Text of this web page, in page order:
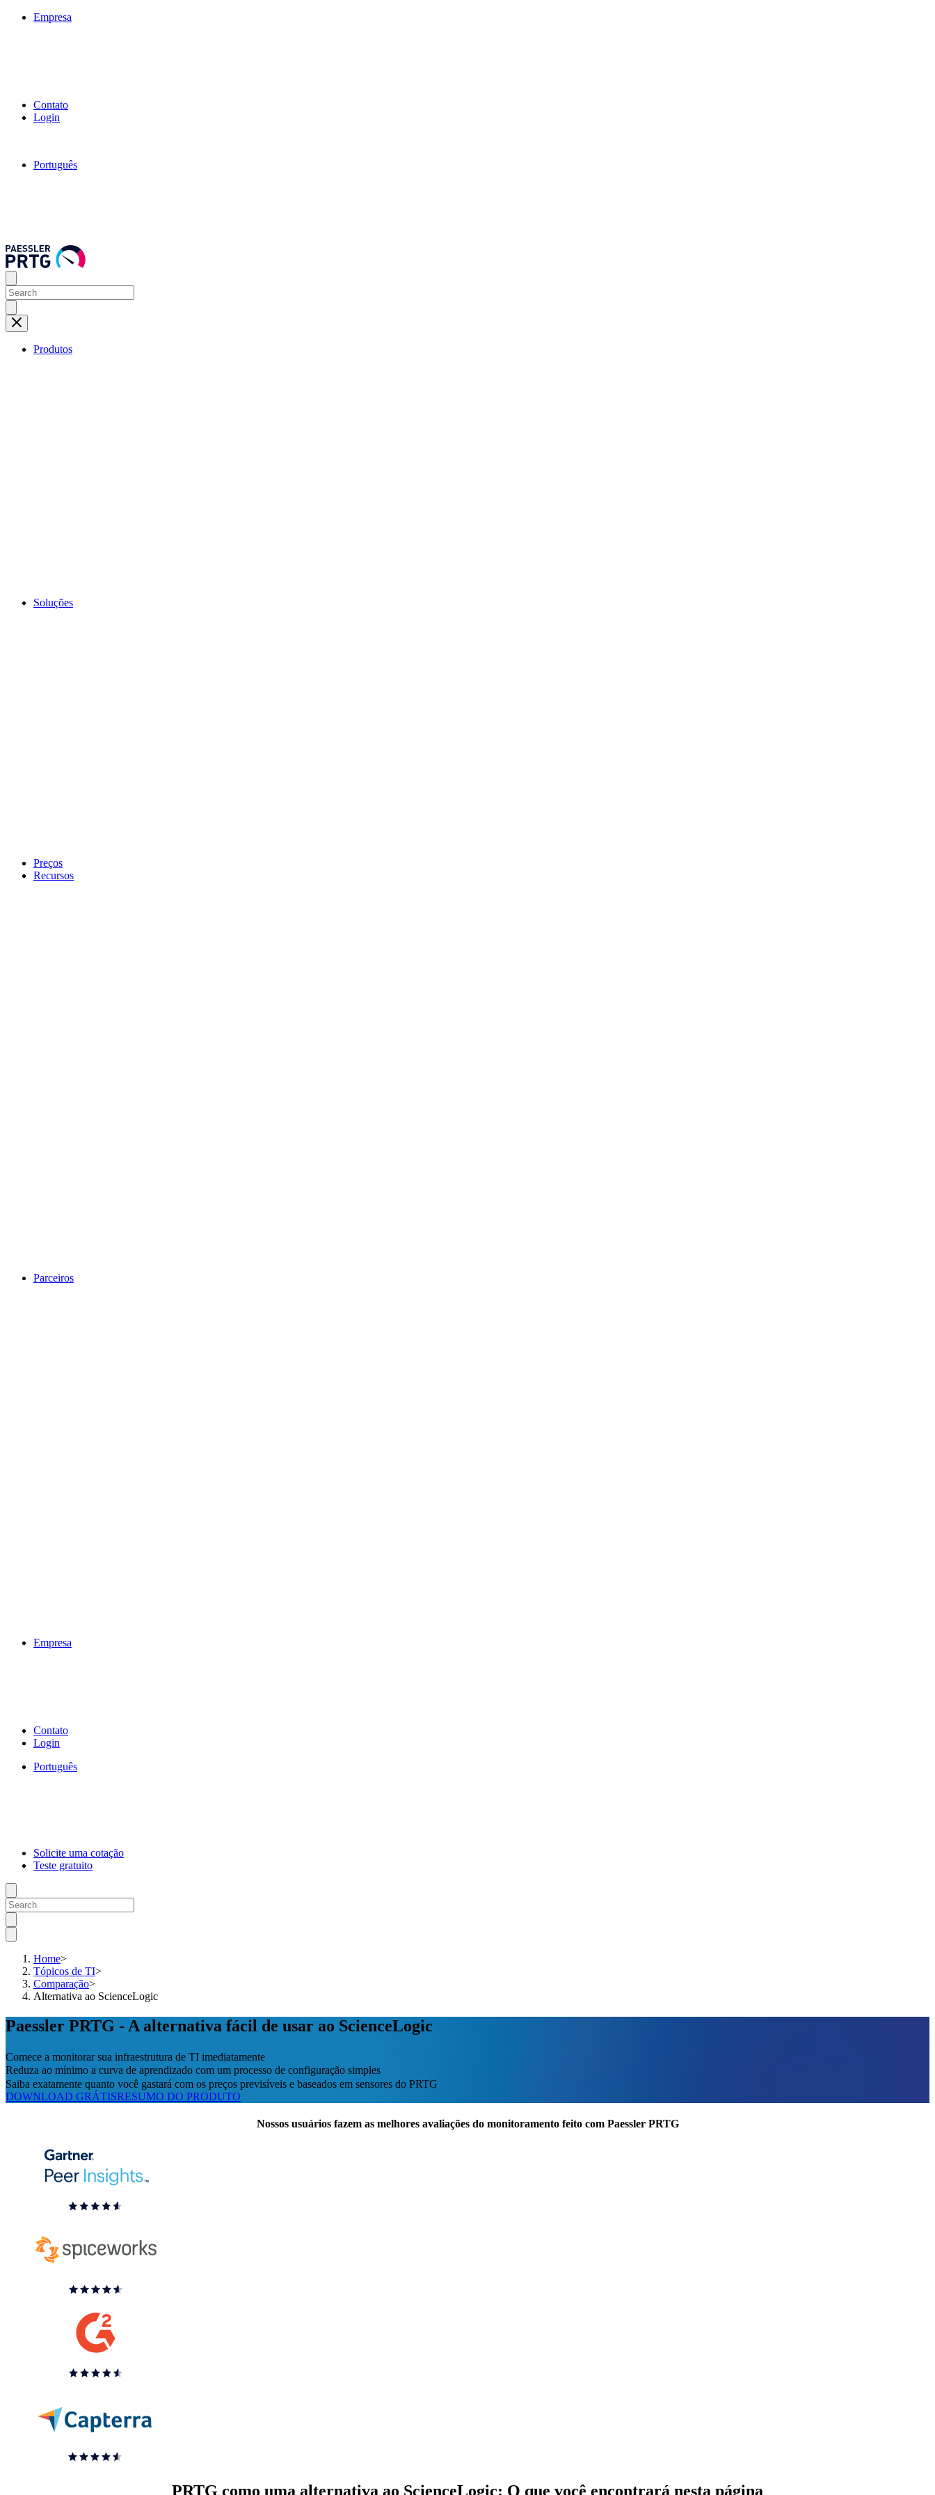
Empresa
Contato
Login
Português
Produtos
Soluções
Preços
Recursos
Parceiros
Empresa
Contato
Login
Português
Solicite uma cotação
Teste gratuito
Home>
Tópicos de TI>
Comparação>
Alternativa ao ScienceLogic
Paessler PRTG - A alternativa fácil de usar ao ScienceLogic
Comece a monitorar sua infraestrutura de TI imediatamente
Reduza ao mínimo a curva de aprendizado com um processo de configuração simples
Saiba exatamente quanto você gastará com os preços previsíveis e baseados em sensores do PRTG
DOWNLOAD GRÁTISRESUMO DO PRODUTO
Nossos usuários fazem as melhores avaliações do monitoramento feito com Paessler PRTG
PRTG como uma alternativa ao ScienceLogic: O que você encontrará nesta página